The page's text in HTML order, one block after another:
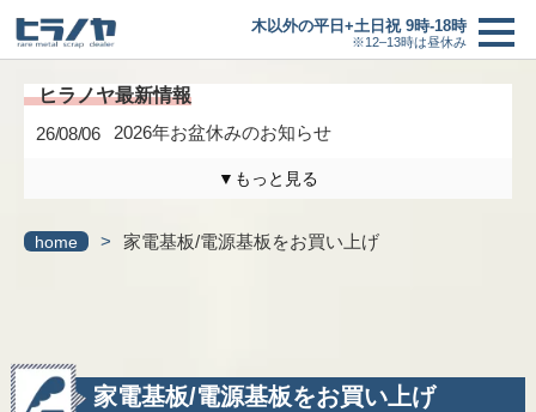
木以外の平日+土日祝 9時-18時
※12–13時は昼休み
買取の流れ
ヒラノヤブログ
26/08/06 2026年お盆休みのお知らせ
▼もっと見る
home > 家電基板/電源基板をお買い上げ
家電基板/電源基板をお買い上げ